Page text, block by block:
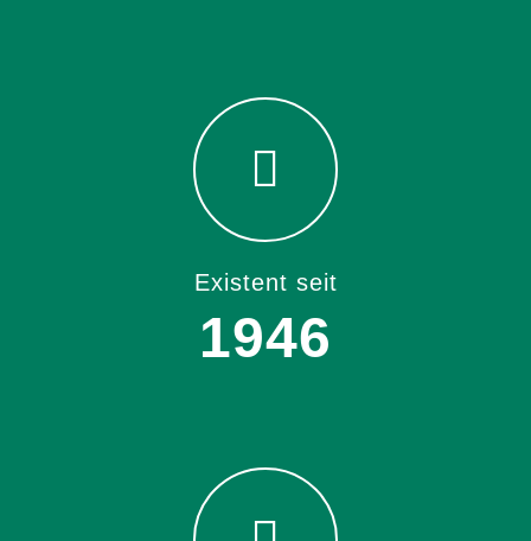
Existent seit
1946